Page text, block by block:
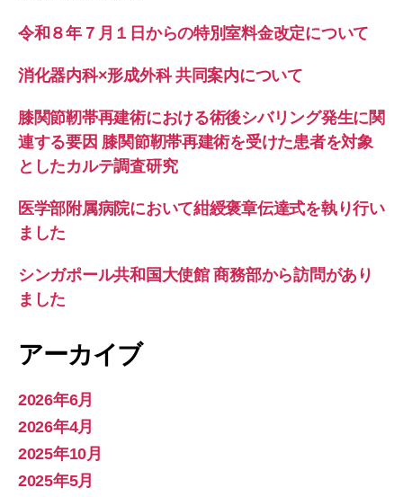
令和８年７月１日からの特別室料金改定について
消化器内科×形成外科 共同案内について
膝関節靭帯再建術における術後シバリング発生に関
連する要因 膝関節靭帯再建術を受けた患者を対象
としたカルテ調査研究
医学部附属病院において紺綬褒章伝達式を執り行い
ました
シンガポール共和国大使館 商務部から訪問があり
ました
アーカイブ
2026年6月
2026年4月
2025年10月
2025年5月